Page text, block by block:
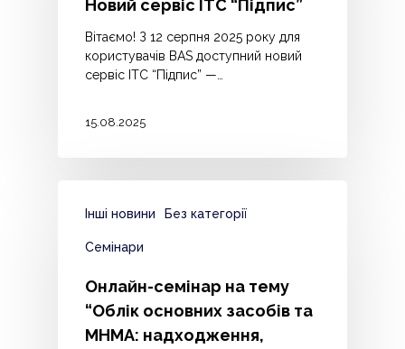
Новий сервіс ІТС “Підпис”
Вітаємо! З 12 серпня 2025 року для
користувачів BAS доступний новий
сервіс ІТС “Підпис” —…
15.08.2025
Інші новини Без категорії
Семінари
Онлайн-семінар на тему
“Облік основних засобів та
МНМА: надходження,